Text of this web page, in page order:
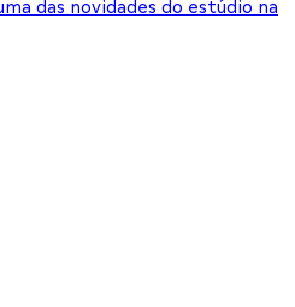
das novidades do estúdio na